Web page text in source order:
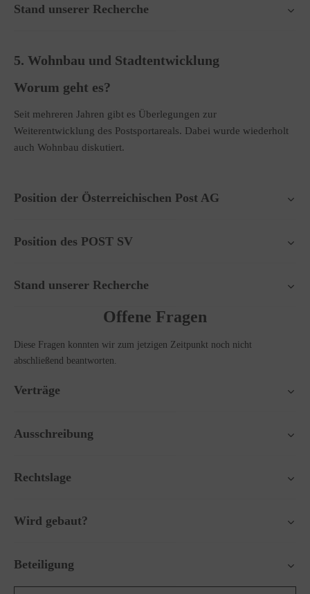
Stand unserer Recherche
5. Wohnbau und Stadtentwicklung
Worum geht es?
Seit mehreren Jahren gibt es Überlegungen zur
Weiterentwicklung des Postsportareals. Dabei wurde wiederholt
auch Wohnbau diskutiert.
Position der Österreichischen Post AG
Position des POST SV
Stand unserer Recherche
Offene Fragen
Diese Fragen konnten wir zum jetzigen Zeitpunkt noch nicht
abschließend beantworten.
Verträge
Ausschreibung
Rechtslage
Wird gebaut?
Beteiligung